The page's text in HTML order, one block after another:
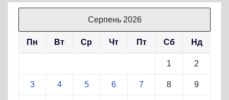
Серпень 2026
Пн Вт Ср Чт Пт Сб Нд
1 2
3 4 5 6 7 8 9